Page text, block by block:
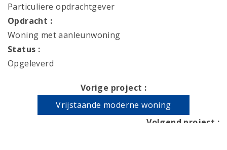
Particuliere opdrachtgever
Opdracht :
Woning met aanleunwoning
Status :
Opgeleverd
Vorige project :
Vrijstaande moderne woning
Volgend project :